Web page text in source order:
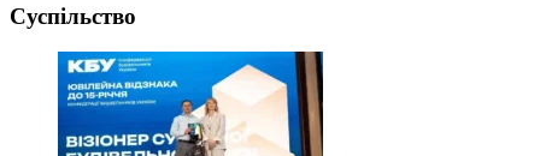
Суспільство